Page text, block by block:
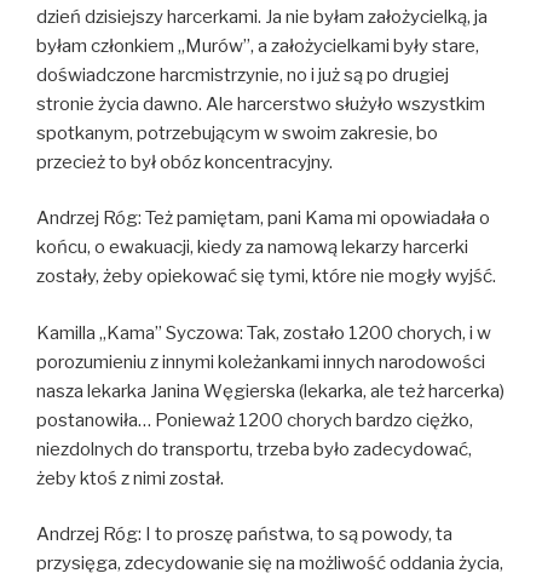
dzień dzisiejszy harcerkami. Ja nie byłam założycielką, ja
byłam członkiem „Murów”, a założycielkami były stare,
doświadczone harcmistrzynie, no i już są po drugiej
stronie życia dawno. Ale harcerstwo służyło wszystkim
spotkanym, potrzebującym w swoim zakresie, bo
przecież to był obóz koncentracyjny.
Andrzej Róg: Też pamiętam, pani Kama mi opowiadała o
końcu, o ewakuacji, kiedy za namową lekarzy harcerki
zostały, żeby opiekować się tymi, które nie mogły wyjść.
Kamilla „Kama” Syczowa: Tak, zostało 1200 chorych, i w
porozumieniu z innymi koleżankami innych narodowości
nasza lekarka Janina Węgierska (lekarka, ale też harcerka)
postanowiła… Ponieważ 1200 chorych bardzo ciężko,
niezdolnych do transportu, trzeba było zadecydować,
żeby ktoś z nimi został.
Andrzej Róg: I to proszę państwa, to są powody, ta
przysięga, zdecydowanie się na możliwość oddania życia,